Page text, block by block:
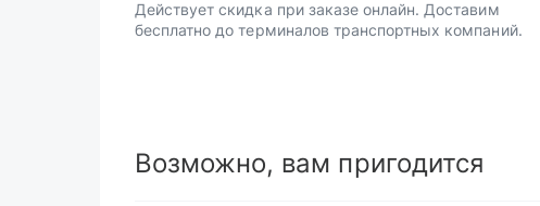
Действует скидка при заказе онлайн. Доставим
бесплатно до терминалов транспортных компаний.
Возможно, вам пригодится